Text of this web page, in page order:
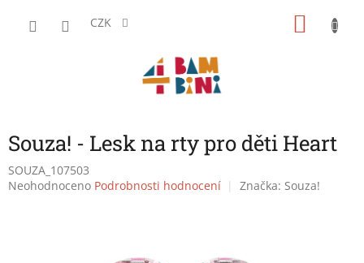
CZK
Souza! - Lesk na rty pro děti Heart
SOUZA_107503
Průměrné
Neohodnoceno Podrobnosti hodnocení Značka: Souza!